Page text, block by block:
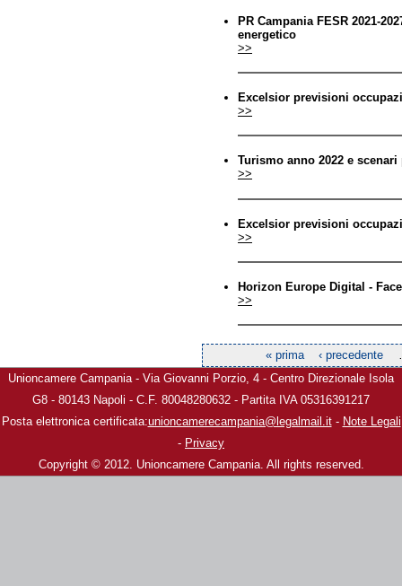
PR Campania FESR 2021-
energetico
>>
Excelsior previsioni
>>
Turismo anno 2022 e
>>
Excelsior previsioni
>>
Horizon Europe Digital -
>>
« prima ‹ precedente
Unioncamere Campania - Via Giovanni Porzio, 4 - Centro Direzionale Isola
G8 - 80143 Napoli - C.F. 80048280632 - Partita IVA 05316391217
Posta elettronica certificata:unioncamerecampania@legalmail.it- Note Legali
- Privacy
Copyright © 2012. Unioncamere Campania. All rights reserved.